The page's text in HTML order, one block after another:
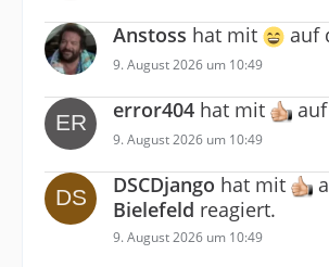
Anstoss hat mit auf
9. August 2026 um 10:49
error404 hat mit
9. August 2026 um 10:49
DSCDjango hat mit
Bielefeld reagiert.
9. August 2026 um 10:49